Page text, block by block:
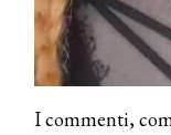
I commenti,